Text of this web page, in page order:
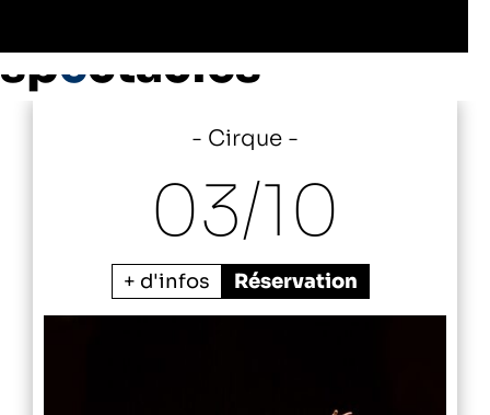
spectacles
Cirque
03/10
+ d'infos Réservation